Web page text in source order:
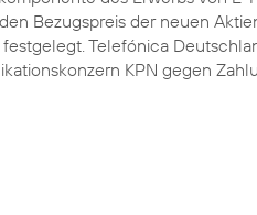
Bezugspreis der neuen
Telefónica
KPN gegen